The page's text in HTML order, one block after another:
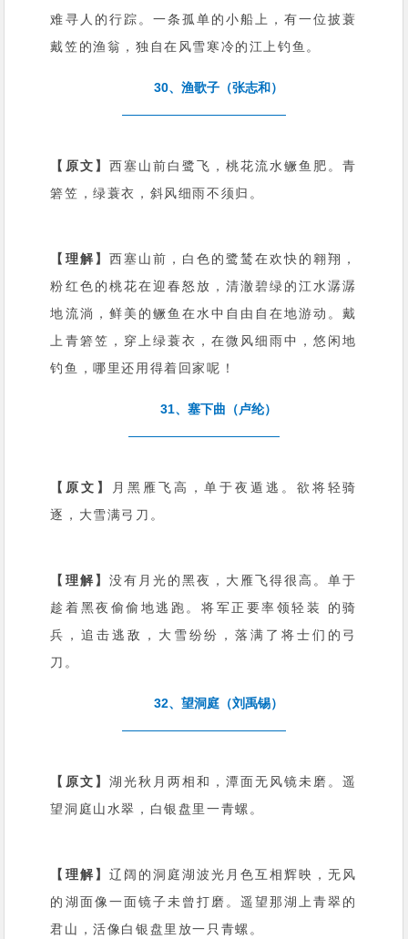
难寻人的行踪。一条孤单的小船上，有一位披蓑
戴笠的渔翁，独自在风雪寒冷的江上钓鱼。
30、渔歌子（张志和）
【原文】 西塞山前白鹭飞，桃花流水鳜鱼肥。青
箬笠，绿蓑衣，斜风细雨不须归。
【理解】 西塞山前，白色的鹭鸶在欢快的翱翔，
粉红色的桃花在迎春怒放，清澈碧绿的江水潺潺
地流淌，鲜美的鳜鱼在水中自由自在地游动。戴
上青箬笠，穿上绿蓑衣，在微风细雨中，悠闲地
钓鱼，哪里还用得着回家呢！
31、塞下曲（卢纶）
【原文】
月黑雁飞高，单于夜遁逃。欲将轻骑
逐，大雪满弓刀。
【理解】 没有月光的黑夜，大雁飞得很高。单于
趁着黑夜偷偷地逃跑。将军正要率领轻装 的骑
兵，追击逃敌，大雪纷纷，落满了将士们的弓
刀。
32、望洞庭（刘禹锡）
【原文】 湖光秋月两相和，潭面无风镜未磨。遥
望洞庭山水翠，白银盘里一青螺。
【理解】 辽阔的洞庭湖波光月色互相辉映，无风
的湖面像一面镜子未曾打磨。遥望那湖上青翠的
君山，活像白银盘里放一只青螺。